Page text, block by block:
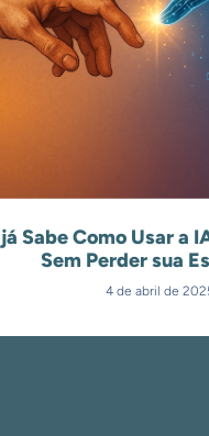
Sabe Como Usar a
Sem Perder sua
4 de abril de